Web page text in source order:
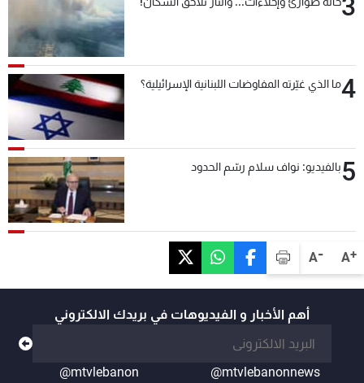
A+
A-
4ما الذي غيّرته المفاوضات اللبنانية الإسرائيلية؟
5بالفيديو: نواف سلام رسّم الحدود
أهم الأخبار و الفيديوهات في بريدك الالكتروني
@mtvlebanonnews
@mtvlebanon